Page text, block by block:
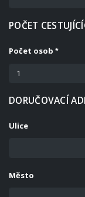
POČET
Počet osob
DORUČOVACÍ
Ulice
Město